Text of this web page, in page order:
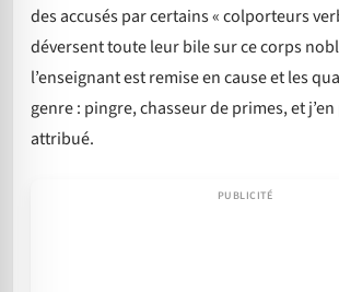
des accusés par certains « colporteurs
déversent toute leur bile sur ce corps
l’enseignant est remise en cause et les
genre : pingre, chasseur de primes, et
attribué.